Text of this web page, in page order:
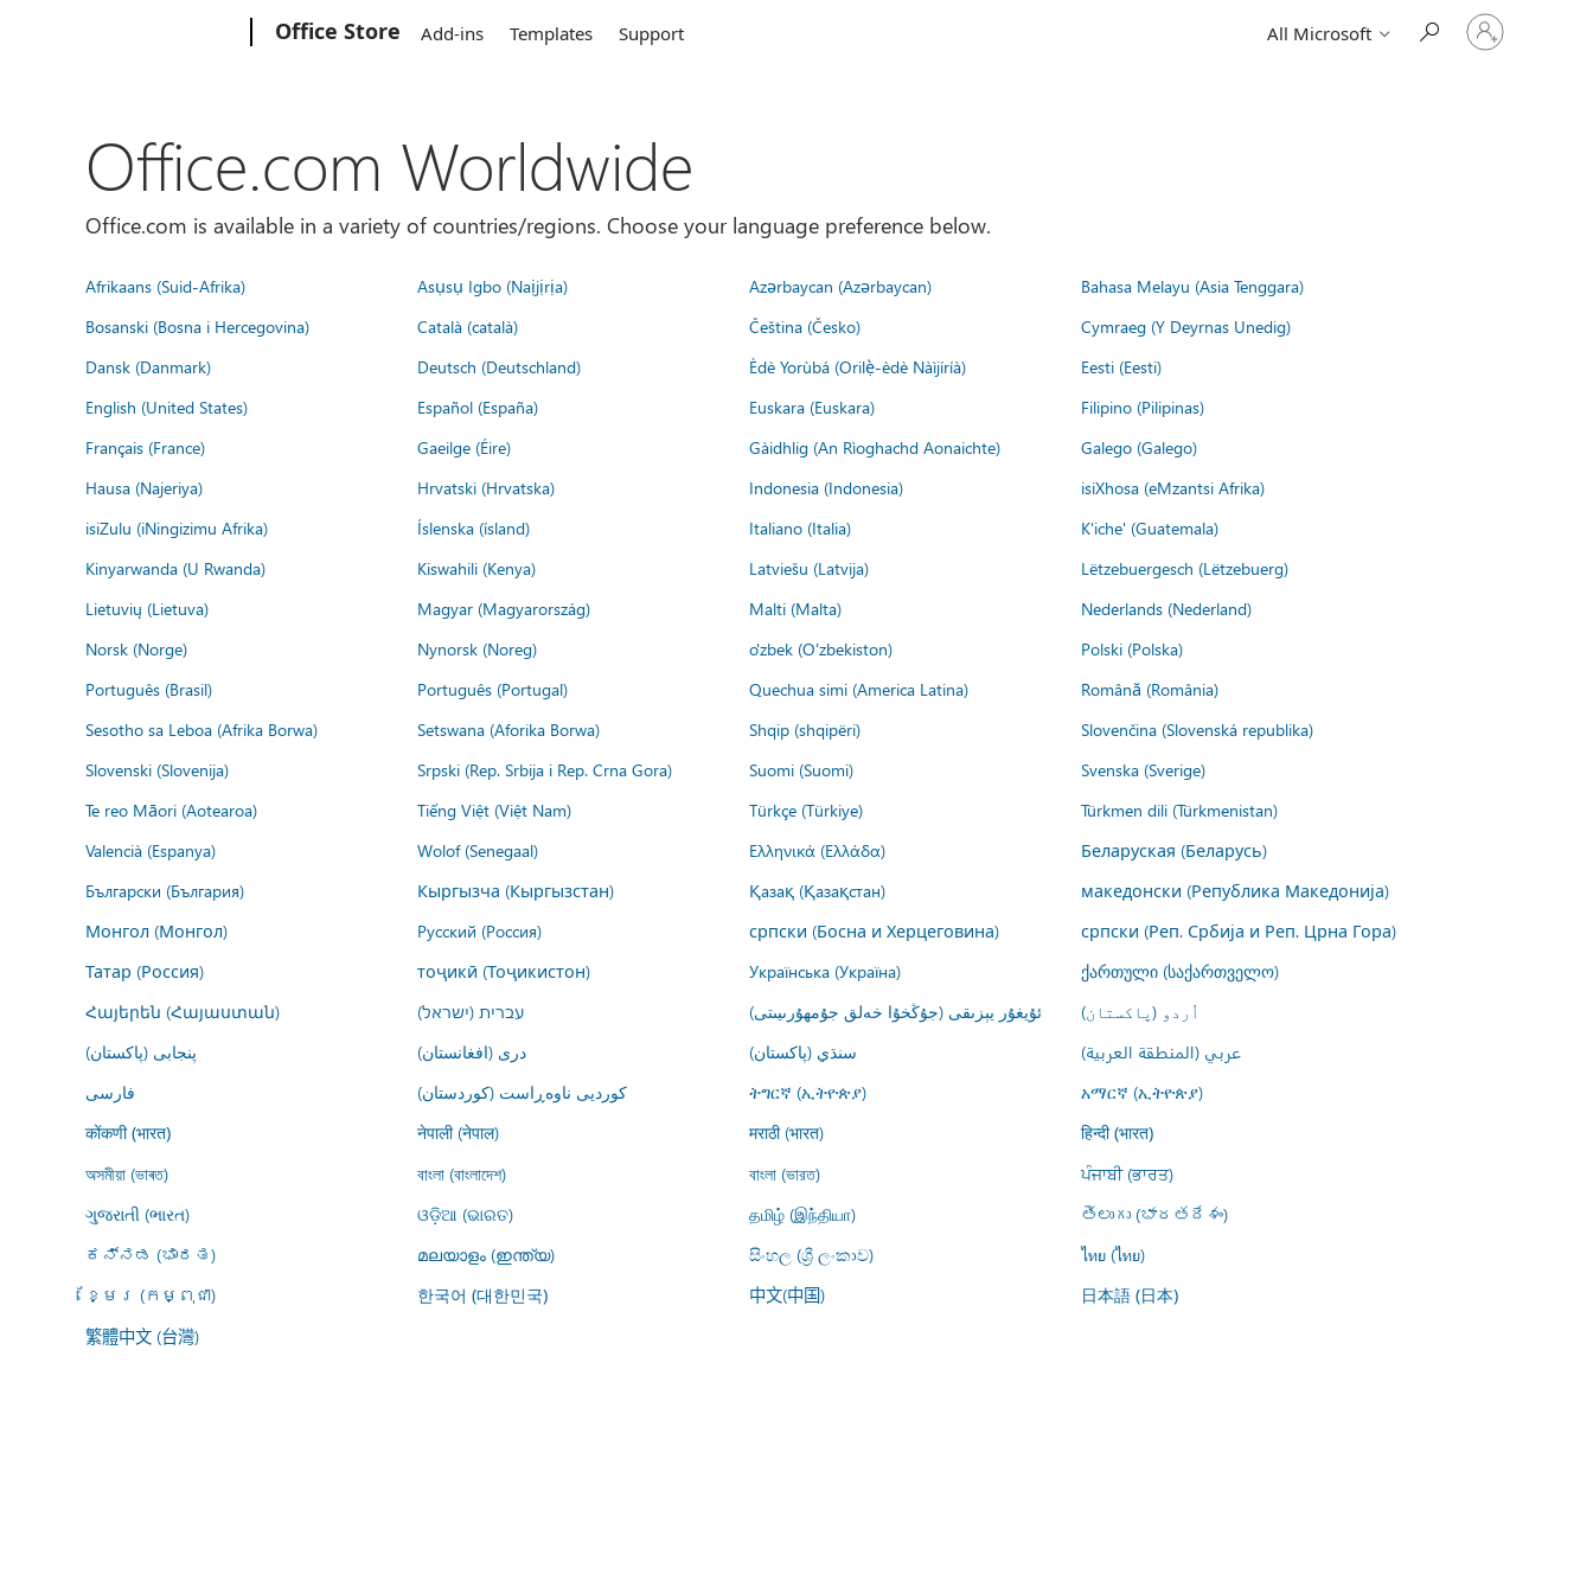
Office Store Add-ins Templates Support All Microsoft
Sign
in
Office.com Worldwide
Office.com is available in a variety of countries/regions. Choose your language preference below.
Afrikaans (Suid-Afrika) Asụsụ Igbo (Naịjịrịa) Azərbaycan (Azərbaycan)
Bahasa Melayu (Asia Tenggara)
Bosanski (Bosna i Hercegovina)
Català (català) Čeština (Česko)
Cymraeg (Y Deyrnas Unedig)
Dansk (Danmark)
Deutsch (Deutschland) Èdè Yorùbá (Orilẹ̀-èdè Nàìjíríà)
Eesti (Eesti)
English (United States)
Español (España) Euskara (Euskara)
Filipino (Pilipinas)
Français (France)
Gaeilge (Éire) Gàidhlig (An Rìoghachd Aonaichte)
Galego (Galego)
Hausa (Najeriya)
Hrvatski (Hrvatska) Indonesia (Indonesia)
isiXhosa (eMzantsi Afrika)
isiZulu (iNingizimu Afrika)
Íslenska (ísland) Italiano (Italia)
K'iche' (Guatemala)
Kinyarwanda (U Rwanda)
Kiswahili (Kenya) Latviešu (Latvija)
Lëtzebuergesch (Lëtzebuerg)
Lietuvių (Lietuva)
Magyar (Magyarország) Malti (Malta)
Nederlands (Nederland)
Norsk (Norge)
Nynorsk (Noreg) o'zbek (O'zbekiston)
Polski (Polska)
Português (Brasil)
Português (Portugal) Quechua simi (America Latina)
Română (România)
Sesotho sa Leboa (Afrika Borwa)
Setswana (Aforika Borwa) Shqip (shqipëri)
Slovenčina (Slovenská republika)
Slovenski (Slovenija)
Srpski (Rep. Srbija i Rep. Crna Gora) Suomi (Suomi)
Svenska (Sverige)
Te reo Māori (Aotearoa)
Tiếng Việt (Việt Nam) Türkçe (Türkiye)
Türkmen dili (Türkmenistan)
Valencià (Espanya)
Wolof (Senegaal) Ελληνικά (Ελλάδα)
Беларуская (Беларусь)
Български (България)
Кыргызча (Кыргызстан) Қазақ (Қазақстан)
македонски (Република Македонија)
Монгол (Монгол)
Русский (Россия) српски (Босна и Херцеговина)
српски (Реп. Србија и Реп. Црна Гора)
Татар (Россия)
тоҷикӣ (Тоҷикистон) Українська (Україна)
ქართული (საქართველო)
Հայերեն (Հայաստան)
עברית (ישראל) ئۇيغۇر يېزىقى (جۇڭخۇا خەلق جۇمھۇرىيىتى)
اُردو (پاکستان)
پنجابی (پاکستان)
درى (افغانستان) سنڌي (پاکستان)
عربي (المنطقة العربية)
فارسى
کوردیی ناوەڕاست (کوردستان) ትግርኛ (ኢትዮጵያ) አማርኛ (ኢትዮጵያ)
कोंकणी (भारत) नेपाली (नेपाल) मराठी (भारत) हिन्दी (भारत)
অসমীয়া (ভাৰত) বাংলা (বাংলাদেশ) বাংলা (ভারত)
ਪੰਜਾਬੀ (ਭਾਰਤ)
ગુજરાતી (ભારત)
ଓଡ଼ିଆ (ଭାରତ) தமிழ் (இந்தியா)
తెలుగు (భారతదేశం)
ಕನ್ನಡ (ಭಾರತ)
മലയാളം (ഇന്ത്യ) සිංහල (ශ්‍රී ලංකාව)
ไทย (ไทย)
ខ្មែរ (កម្ពុជា)
한국어 (대한민국) 中文(中国) 日本語 (日本)
繁體中文 (台灣)